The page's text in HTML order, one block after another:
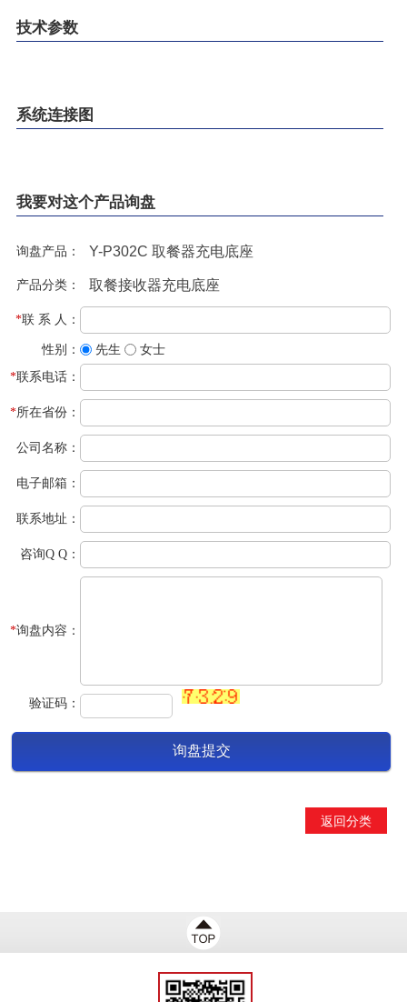
技术参数
系统连接图
我要对这个产品询盘
询盘产品：
产品分类：
*联 系 人：
性别： 先生
女士
*联系电话：
*所在省份：
公司名称：
电子邮箱：
联系地址：
咨询Q Q：
*询盘内容：
验证码：
返回分类